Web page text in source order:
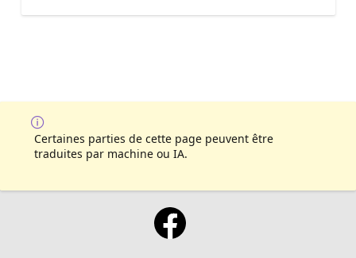
Certaines parties de cette page peuvent être
traduites par machine ou IA.